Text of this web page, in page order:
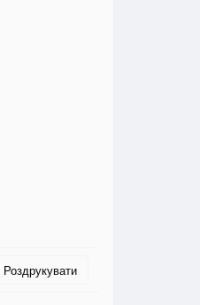
Роздрукувати